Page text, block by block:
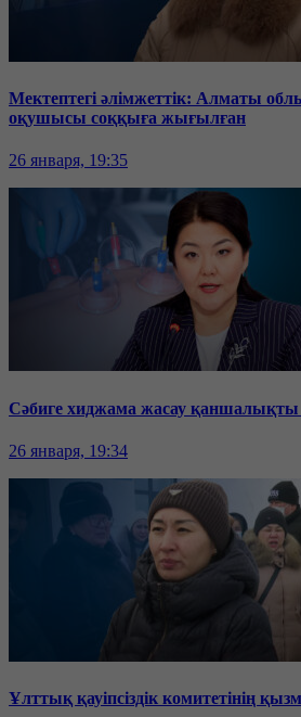
Мектептегі әлімжеттік: Алматы
оқушысы соққыға жығылған
26 января, 19:35
Сәбиге хиджама жасау қаншалықты
26 января, 19:34
Ұлттық қауіпсіздік комитетінің